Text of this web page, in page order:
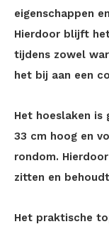
eigenschappen
Hierdoor blijft
tijdens zowel
het bij aan een
Het hoeslaken
33 cm hoog en
rondom.
zitten en
Het praktische